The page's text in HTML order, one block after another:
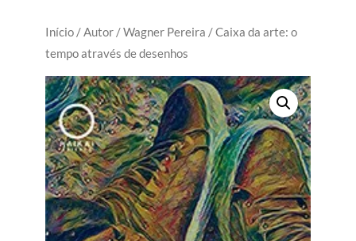
Início/Autor/Wagner Pereira / Caixa da arte: o
tempo através de desenhos